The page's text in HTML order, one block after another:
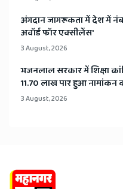
अंगदान जागरूकता में देश में
अवॉर्ड फॉर एक्सीलेंस'
3 August, 2026
भजनलाल सरकार में शिक्षा
11.70 लाख पार हुआ
3 August, 2026